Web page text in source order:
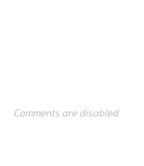
Comments are disabled